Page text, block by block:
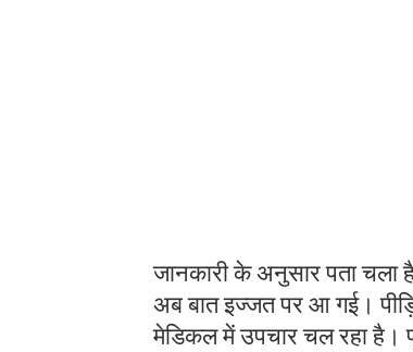
जानकारी के अनुसार पता चला
अब बात इज्जत पर आ गई।
मेडिकल में उपचार चल रहा है।